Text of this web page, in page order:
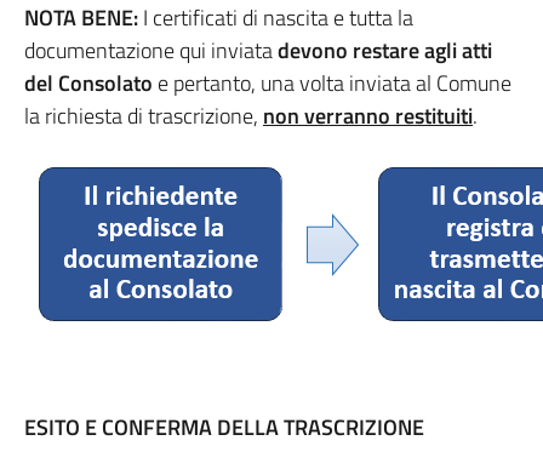
NOTA BENE:I certificati di nascita e tutta la
documentazione qui inviatadevono restare agli atti
del Consolato e pertanto, una volta inviata al Comune
la richiesta di trascrizione, non verranno restituiti.
ESITO E CONFERMA DELLA TRASCRIZIONE